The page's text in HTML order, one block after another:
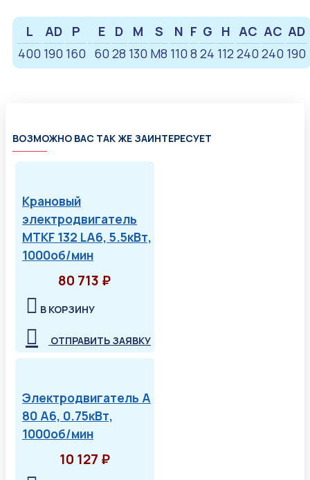
L AD P E D M S N F G H AC AC AD
400 190 160 60 28 130 М8 110 8 24 112 240 240 190
ВОЗМОЖНО ВАС ТАК ЖЕ ЗАИНТЕРЕСУЕТ
Крановый
электродвигатель
MTKF 132 LA6, 5.5кВт,
1000об/мин
80 713 ₽
В КОРЗИНУ
ОТПРАВИТЬ ЗАЯВКУ
Электродвигатель А
80 А6, 0.75кВт,
1000об/мин
10 127 ₽